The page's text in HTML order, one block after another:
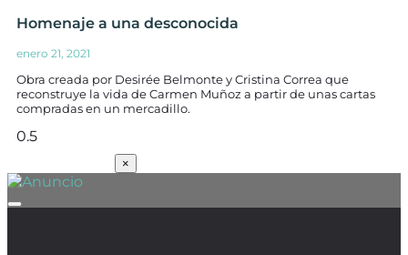
Homenaje a una desconocida
enero 21, 2021
Obra creada por Desirée Belmonte y Cristina Correa que
reconstruye la vida de Carmen Muñoz a partir de unas cartas
compradas en un mercadillo.
×